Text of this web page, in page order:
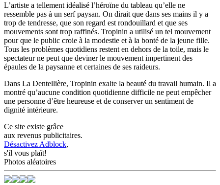
L’artiste a tellement idéalisé l’héroïne du tableau qu’elle ne
ressemble pas à un serf paysan. On dirait que dans ses mains il y a
trop de tendresse, que son regard est rondouillard et que ses
mouvements sont trop raffinés. Tropinin a utilisé un tel mouvement
pour que le public croie à la modestie et à la bonté de la jeune fille.
Tous les problèmes quotidiens restent en dehors de la toile, mais le
spectateur ne peut que deviner le mouvement impertinent des
épaules de la paysanne et certaines de ses raideurs.
Dans La Dentellière, Tropinin exalte la beauté du travail humain. Il a
montré qu’aucune condition quotidienne difficile ne peut empêcher
une personne d’être heureuse et de conserver un sentiment de
dignité intérieure.
Ce site existe grâce
aux revenus publicitaires.
Désactivez Adblock,
s'il vous plaît!
Photos aléatoires